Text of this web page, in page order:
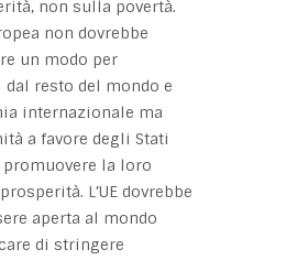
non sulla povertà.
non dovrebbe
un modo per
dal resto del mondo e
internazionale ma
a favore degli Stati
la loro
L’UE dovrebbe
aperta al mondo
di stringere